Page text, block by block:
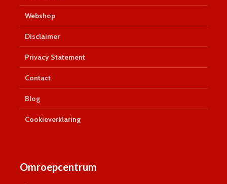
Webshop
Disclaimer
Privacy Statement
Contact
Blog
Cookieverklaring
Omroepcentrum